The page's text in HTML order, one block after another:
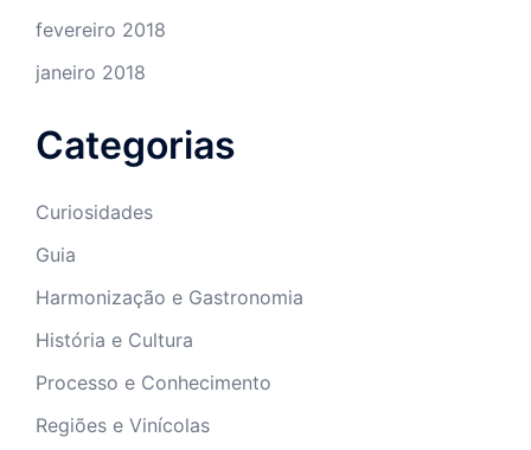
fevereiro 2018
janeiro 2018
Categorias
Curiosidades
Guia
Harmonização e Gastronomia
História e Cultura
Processo e Conhecimento
Regiões e Vinícolas